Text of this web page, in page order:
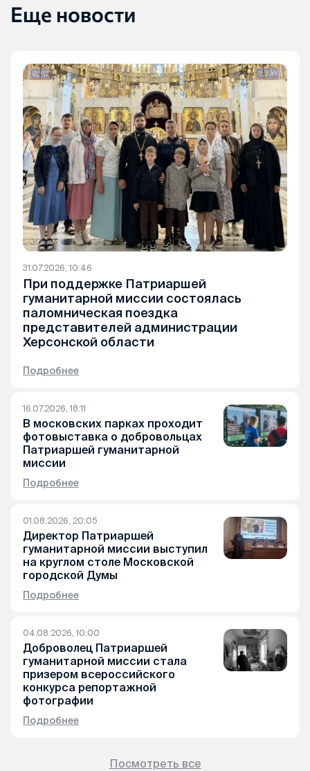
Еще новости
31.07.2026, 10:46
При поддержке Патриаршей
гуманитарной миссии состоялась
паломническая поездка
представителей администрации
Херсонской области
Подробнее
16.07.2026, 18:11
В московских парках проходит
фотовыставка о добровольцах
Патриаршей гуманитарной
миссии
Подробнее
01.08.2026, 20:05
Директор Патриаршей
гуманитарной миссии выступил
на круглом столе Московской
городской Думы
Подробнее
04.08.2026, 10:00
Доброволец Патриаршей
гуманитарной миссии стала
призером всероссийского
конкурса репортажной
фотографии
Подробнее
Посмотреть все